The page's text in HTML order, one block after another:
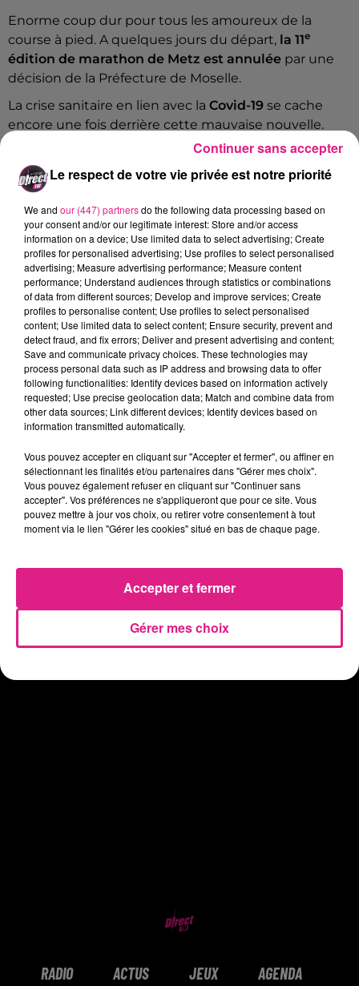
Enorme coup dur pour tous les amoureux de la
course à pied. A quelques jours du départ, la 11e
édition de marathon de Metz est annulée par une
décision de la Préfecture de Moselle.
La crise sanitaire en lien avec la Covid-19 se cache
encore une fois derrière cette mauvaise nouvelle.
auraient été rassemblés lors de cet
événement sportif.
FIL ACTUS
9h51
Eurométropole de Metz : attention à cette arnaque lors de visite à...
9h25
Visite du Pape Léon XIV à Metz : les inscriptions ouvrent aujourd’hui
7 août 2026
Lorraine : une journée pas comme les autres au Parc animalier de...
6 août 2026
Metz : une distribution de lunette gratuite pour voir l’éclipse
5 août 2026
Casting de Woof : l'Euro-Métropole de Metz part à la recherche de...
4 août 2026
4 août 2026
Officiel : le lac de Madine reporte son feu d’artifice
4 août 2026
Eclipse Solaire du 12 août : où voir ce phénomène en Lorraine ?
RADIO ACTUS JEUX AGENDA
Le respect de votre vie privée est notre priorité
We and our (447) partnersdo the following data processing based on
your consent and/or our legitimate interest: Store and/or access
information on a device; Use limited data to select advertising; Create
profiles for personalised advertising; Use profiles to select personalised
advertising; Measure advertising performance; Measure content
performance; Understand audiences through statistics or combinations
of data from different sources; Develop and improve services; Create
profiles to personalise content; Use profiles to select personalised
content; Use limited data to select content; Ensure security, prevent and
detect fraud, and fix errors; Deliver and present advertising and content;
Save and communicate privacy choices. These technologies may
process personal data such as IP address and browsing data to offer
following functionalities: Identify devices based on information actively
requested; Use precise geolocation data; Match and combine data from
other data sources; Link different devices; Identify devices based on
information transmitted automatically.
Vous pouvez accepter en cliquant sur "Accepter et fermer", ou affiner en
sélectionnant les finalités et/ou partenaires dans "Gérer mes choix".
Vous pouvez également refuser en cliquant sur "Continuer sans
accepter". Vos préférences ne s'appliqueront que pour ce site. Vous
pouvez mettre à jour vos choix, ou retirer votre consentement à tout
moment via le lien "Gérer les cookies" situé en bas de chaque page.
Gérer mes choix
Accepter et fermer
Continuer sans accepter